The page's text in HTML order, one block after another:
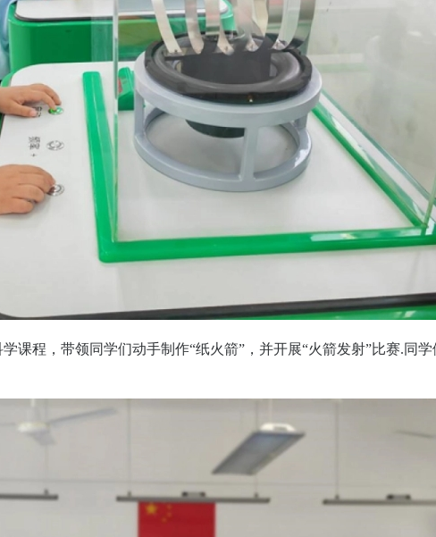
程，带领同学们动手制作“纸火箭”，并开展“火箭发射”比赛.同学